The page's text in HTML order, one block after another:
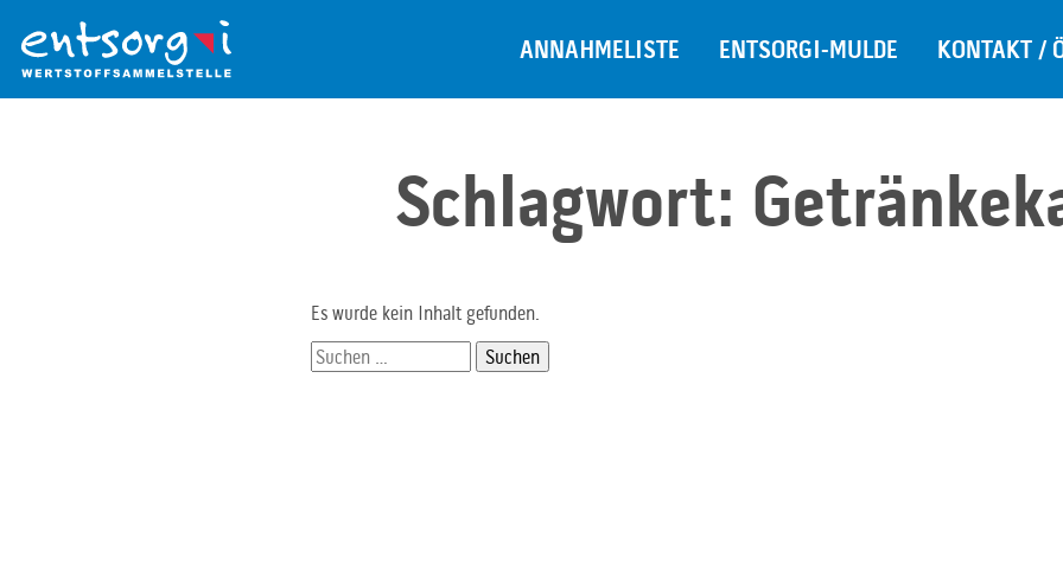
Inhalt
der
ANNAHMELISTE ENTSORGI-MULDE KONTAKT /
Schlagwort:
Es wurde kein Inhalt gefunden.
Suchen
nach: